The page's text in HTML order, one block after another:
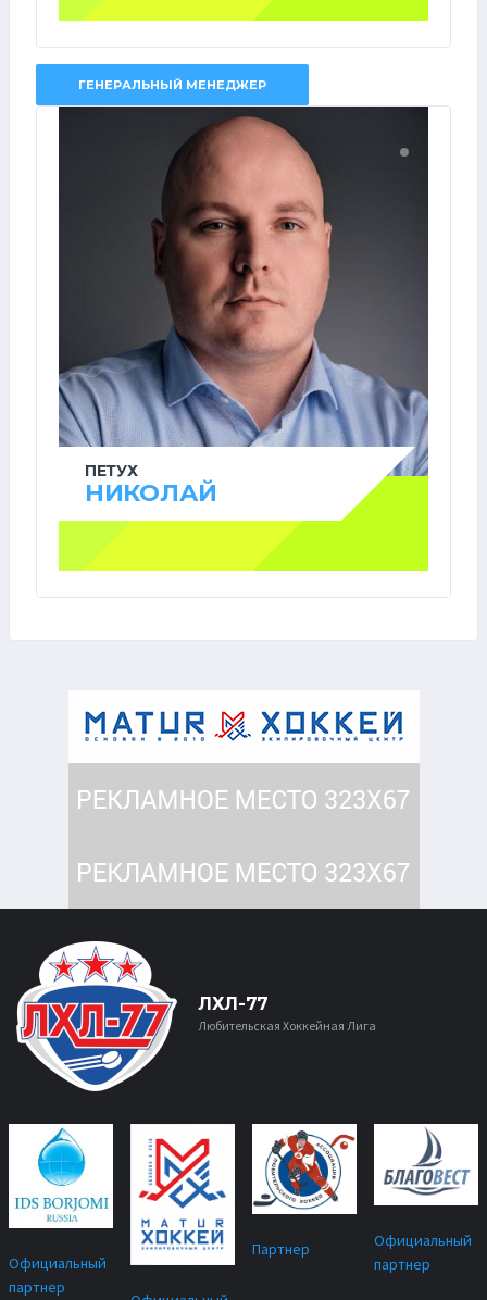
ГЕНЕРАЛЬНЫЙ МЕНЕДЖЕР
ПЕТУХ
НИКОЛАЙ
ЛХЛ-77
Любительская Хоккейная Лига
Официальный
партнер
Партнер
Официальный
партнер